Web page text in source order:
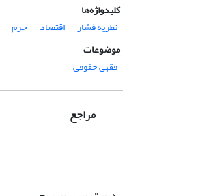
کلیدواژه‌ها
نظریه فشار
اقتصاد جرم
موضوعات
فقهی حقوقی
مراجع